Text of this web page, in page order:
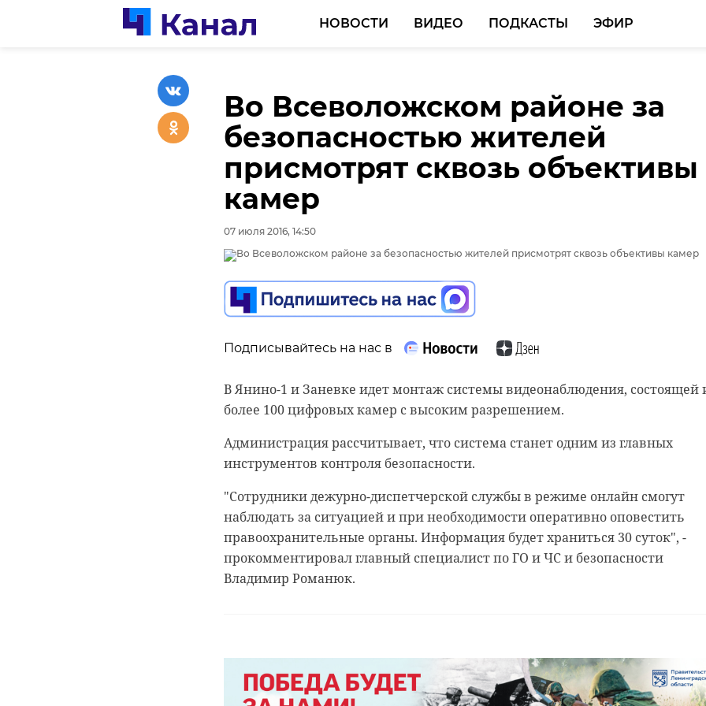
НОВОСТИ ВИДЕО ПОДКАСТЫ ЭФИР
Во Всеволожском районе за
безопасностью жителей
присмотрят сквозь объективы
камер
07 июля 2016, 14:50
Подписывайтесь на нас в
В Янино-1 и Заневке идет монтаж системы видеонаблюдения, состоящей
более 100 цифровых камер с высоким разрешением.
Администрация рассчитывает, что система станет одним из главных
инструментов контроля безопасности.
"Сотрудники дежурно-диспетчерской службы в режиме онлайн смогут
наблюдать за ситуацией и при необходимости оперативно оповестить
правоохранительные органы. Информация будет храниться 30 суток", -
прокомментировал главный специалист по ГО и ЧС и безопасности
Владимир Романюк.
0:00 / 0:00
В Белгородской области
журналист спас тонущую
0:00 / 0:00
В Гатчинском районе
добровольцы реставрируют
18 августа 2020, 16:53